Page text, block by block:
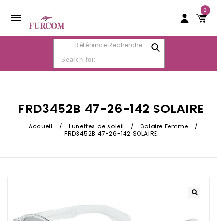
0
Référence Recherche
FRD3452B 47-26-142 SOLAIRE
Accueil / Lunettes de soleil / Solaire Femme
/
FRD3452B 47-26-142 SOLAIRE